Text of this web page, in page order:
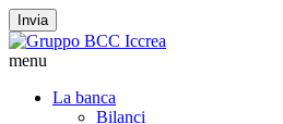
Invia
menu
La banca
Bilanci